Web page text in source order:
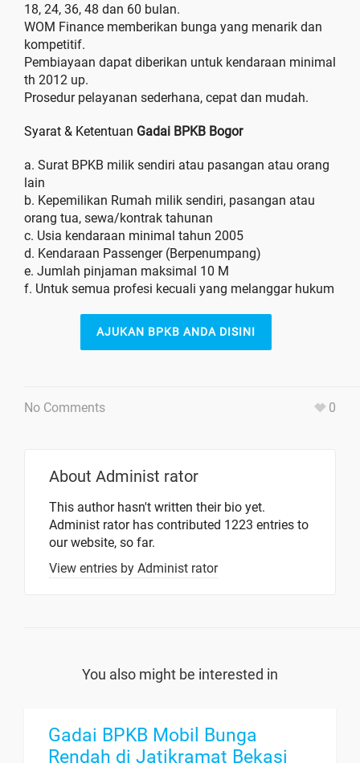
18, 24, 36, 48 dan 60 bulan.
WOM Finance memberikan bunga yang menarik dan
kompetitif.
Pembiayaan dapat diberikan untuk kendaraan minimal
th 2012 up.
Prosedur pelayanan sederhana, cepat dan mudah.
Syarat & Ketentuan Gadai BPKB Bogor
a. Surat BPKB milik sendiri atau pasangan atau orang
lain
b. Kepemilikan Rumah milik sendiri, pasangan atau
orang tua, sewa/kontrak tahunan
c. Usia kendaraan minimal tahun 2005
d. Kendaraan Passenger (Berpenumpang)
e. Jumlah pinjaman maksimal 10 M
f. Untuk semua profesi kecuali yang melanggar hukum
AJUKAN BPKB ANDA DISINI
No Comments 0
About Administ rator
This author hasn't written their bio yet.
Administ ratorhas contributed 1223 entries to
our website, so far.
View entries by Administ rator
You also might be interested in
Gadai BPKB Mobil Bunga
Rendah di Jatikramat Bekasi